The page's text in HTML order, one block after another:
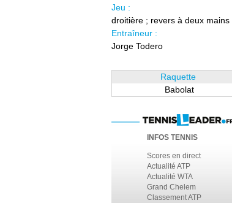
Jeu :
droitière ; revers à deux mains
Entraîneur :
Jorge Todero
Raquette
Babolat
INFOS TENNIS
Scores en direct
Actualité ATP
Actualité WTA
Grand Chelem
Classement ATP